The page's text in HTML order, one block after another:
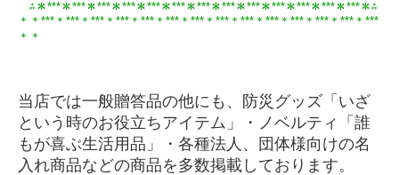
⁂＊***＊***＊***＊***＊***＊***＊***＊***＊***＊***＊***＊***＊***＊⁂
＊＊***＊***＊***＊***＊ ***＊***＊***＊***＊*** ＊***＊***＊***＊***＊***
＊＊
当店では一般贈答品の他にも、防災グッズ「いざ
という時のお役立ちアイテム」・ノベルティ「誰
もが喜ぶ生活用品」・各種法人、団体様向けの名
入れ商品などの商品を多数掲載しております。